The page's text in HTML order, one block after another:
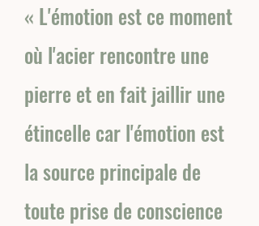
« L'émotion est ce moment
où l'acier rencontre une
pierre et en fait jaillir une
étincelle car l'émotion est
la source principale de
toute prise de conscience